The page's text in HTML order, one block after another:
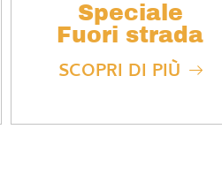
Speciale
Fuori strada
SCOPRI DI PIÙ